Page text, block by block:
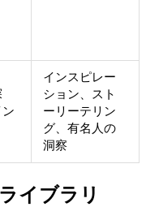
インスピレー
ション、スト
ーリーテリン
グ、有名人の
洞察
イブラリ